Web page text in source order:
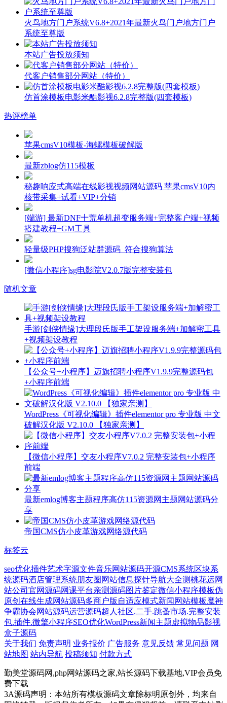
火鸟地方门户系统V6.8+2021年最新火鸟门户地方门户
系统至尊版
本站广告投放须知
代客户销售部分网站（特价）
仿首涂模板电影米酷影视6.2.8完整版(四套模板)
热评榜单
苹果cmsV10模板-海螺模板破解版
最新zblog仿115模板
秘趣响应式高端在线影视视频网站源码 苹果cmsV10内
核带采集+试看+VIP+分销
[端游] 最新DNF十荒单机超变服务端+完整客户端+视频
搭建教程+GM工具
轻量级PHP搜狗泛站群源码_符合搜狗算法
[微信小程序]sg电影院V2.0.7版完整安装包
随机文章
手游[剑侠情缘]大理段氏版手工架设服务端+加解密工具
+视频架设教程
【公众号+小程序】迈旗招聘小程序V1.9.9完整源码包
+小程序前端
WordPress《可视化编辑》插件elementor pro 专业版 中文
破解汉化版 V2.10.0 【独家亲测】
【微信小程序】交友小程序V7.0.2 完整安装包+小程序
前端
最新emlog博客主题程序高仿115资源网主题网站源码分
享
帝国CMS仿小皮革游戏网络源代码
标签云
seo优化插件艺术字源文件音乐网站源码开源CMS系统区块系
统源码酒店管理系统朋友圈 网站信息探针导航大全测桃花运网
站公司官网源码网课平台亲测源码图片鉴定微信小程序模板伪
原创在线生成网站源码多商户版 自适应模式新闻网站模板魔神
争霸协会网站源码运营源码超人社区.二手.跳蚤市场.完整安装
包.插件.微擎小程序SEO优化WordPress新闻主题虚拟物品影视
盒子源码
关于我们 免责声明 业务报价 广告服务 意见反馈 常见问题 网
站地图 站内导航 投稿须知 付款方式
勤美堂源码网,php网站源码之家,站长源码下载基地,VIP会员免
费下载
3A源码声明：本站所有模板源码文章除标明原创外，均来自